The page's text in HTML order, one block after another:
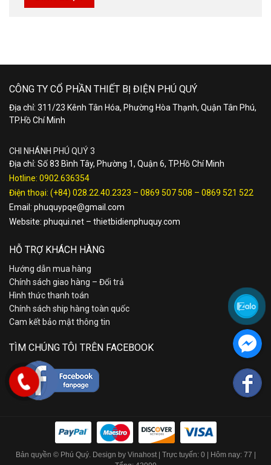
CÔNG TY CỔ PHẦN THIẾT BỊ ĐIỆN PHÚ QUÝ
Địa chỉ: 311/23 Kênh Tân Hóa, Phường Hòa Thạnh, Quận Tân Phú,
TP.Hồ Chí Minh
CHI NHÁNH PHÚ QUÝ 3
Địa chỉ: Số 83 Bình Tây, Phường 1, Quận 6, TP.Hồ Chí Minh
Hotline: 0902.636354
Điện thoại: (+84) 028.22.40.2323 – 0869 507 508 – 0869 521 522
Email: phuquypqe@gmail.com
Website: phuqui.net – thietbidienphuquy.com
HỖ TRỢ KHÁCH HÀNG
Hướng dẫn mua hàng
Chính sách giao hàng – Đổi trả
Hình thức thanh toán
Chính sách ship hàng toàn quốc
Cam kết bảo mật thông tin
TÌM CHÚNG TÔI TRÊN FACEBOOK
Bản quyền © Phú Quý. Design by Vinahost | Trực tuyến: 0 | Hôm nay: 77 |